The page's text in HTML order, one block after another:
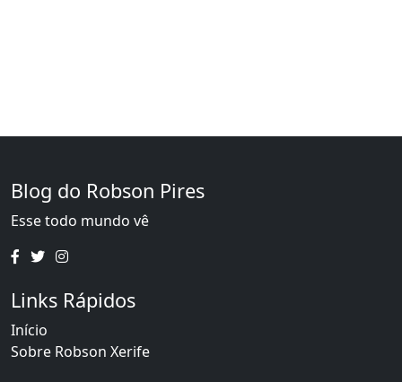
Blog do Robson Pires
Esse todo mundo vê
Links Rápidos
Início
Sobre Robson Xerife